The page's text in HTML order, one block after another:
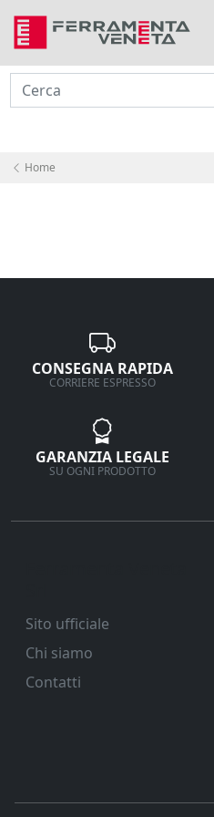
Cerca
Home
CONSEGNA RAPIDA
CORRIERE ESPRESSO
GARANZIA LEGALE
SU OGNI PRODOTTO
Sito ufficiale
Chi siamo
Contatti